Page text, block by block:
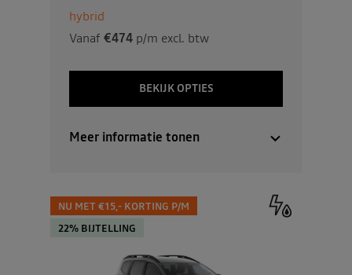
hybrid
Vanaf €474 p/m excl. btw
BEKIJK OPTIES
Meer informatie tonen
NU MET €15,- KORTING P/M
22% BIJTELLING